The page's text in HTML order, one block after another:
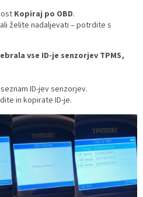
Kopiraj po OBD.
želite nadaljevati – potrdite s
vse ID-je senzorjev TPMS,
ID-jev senzorjev.
in kopirate ID-je.